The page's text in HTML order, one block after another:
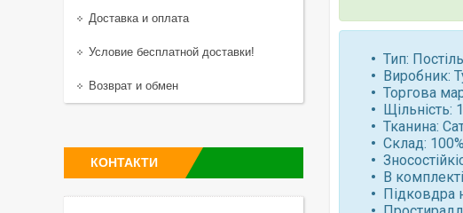
Тип:
Виробник:
Торгова
Щільність:
Тканина:
Склад:
В
Доставка и оплата
Условие бесплатной доставки!
Возврат и обмен
КОНТАКТИ